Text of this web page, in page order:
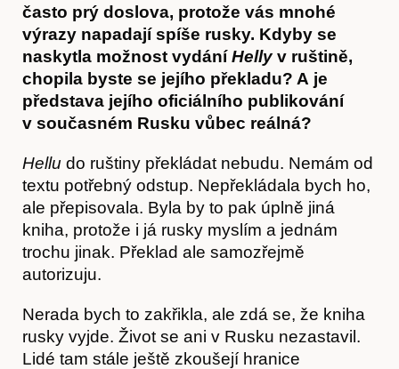
O nás
často prý doslova, protože vás mnohé
výrazy napadají spíše rusky. Kdyby se
naskytla možnost vydáníHellyv ruštině,
chopila byste se jejího překladu? A je
představa jejího oficiálního publikování
v současném Rusku vůbec reálná?
Hellu do ruštiny překládat nebudu. Nemám od
textu potřebný odstup. Nepřekládala bych ho,
ale přepisovala. Byla by to pak úplně jiná
kniha, protože i já rusky myslím a jednám
trochu jinak. Překlad ale samozřejmě
autorizuju.
Nerada bych to zakřikla, ale zdá se, že kniha
rusky vyjde. Život se ani v Rusku nezastavil.
Lidé tam stále ještě zkoušejí hranice